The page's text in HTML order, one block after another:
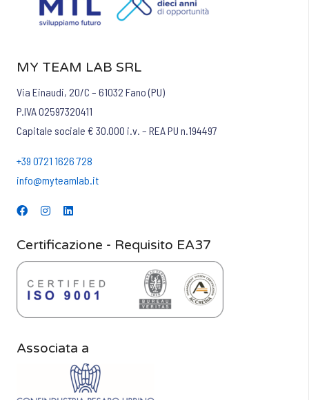
MY TEAM LAB SRL
Via Einaudi, 20/C – 61032 Fano (PU)
P.IVA 02597320411
Capitale sociale € 30.000 i.v. – REA PU n.194497
+39 0721 1626 728
info@myteamlab.it
Certificazione - Requisito EA37
Associata a